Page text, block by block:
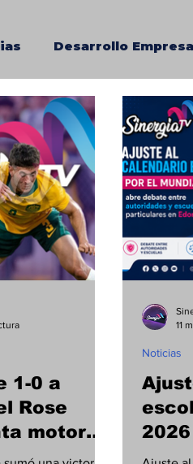
Desarrollo
1-0 a
Rose
motores
2026
Noticias
11